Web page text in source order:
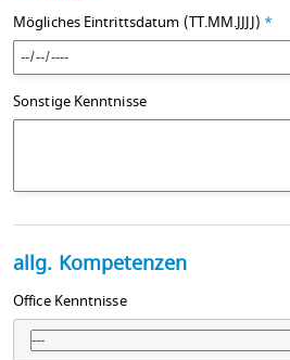
Mögliches Eintrittsdatum (TT.MM.JJJJ) *
Sonstige Kenntnisse
allg. Kompetenzen
Office Kenntnisse
---